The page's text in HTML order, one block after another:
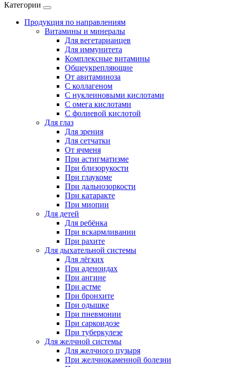
Категории
Продукция по направлениям
Витамины и минералы
Для вегетарианцев
Для иммунитета
Комплексные витамины
Общеукрепляющие
От авитаминоза
С коллагеном
С нуклеиновыми кислотами
С омега кислотами
С фолиевой кислотой
Для глаз
Для зрения
Для сетчатки
От ячменя
При астигматизме
При близорукости
При глаукоме
При дальнозоркости
При катаракте
При миопии
Для детей
Для ребёнка
При вскармливании
При рахите
Для дыхательной системы
Для лёгких
При аденоидах
При ангине
При астме
При бронхите
При одышке
При пневмонии
При саркоидозе
При туберкулезе
Для желчной системы
Для желчного пузыря
При желчнокаменной болезни